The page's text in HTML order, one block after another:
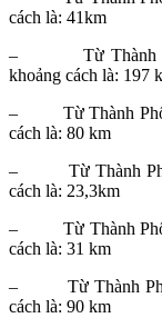
cách là: 41km
– Từ Thành Phố
khoảng cách là: 197
– Từ Thành Phố
cách là: 80 km
– Từ Thành Phố
cách là: 23,3km
– Từ Thành Phố
cách là: 31 km
– Từ Thành Phố
cách là: 90 km